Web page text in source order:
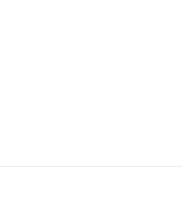
HERNIEUWBARE